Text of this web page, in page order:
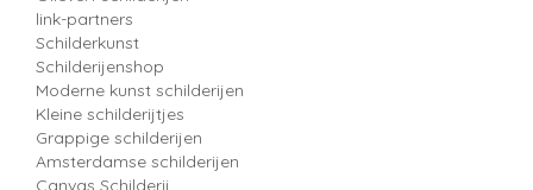
link-partners
Schilderkunst
Schilderijenshop
Moderne kunst schilderijen
Kleine schilderijtjes
Grappige schilderijen
Amsterdamse schilderijen
Canvas Schilderij